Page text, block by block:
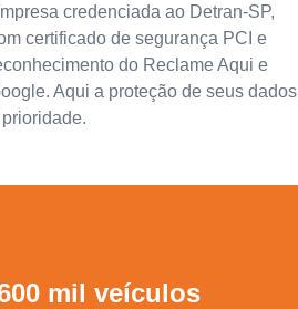
credenciada ao Detran-SP,
certificado de segurança PCI e
do Reclame Aqui e
Aqui a proteção de seus dados
mil veículos